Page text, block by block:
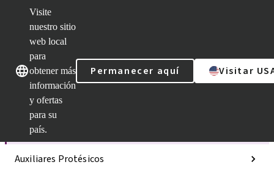
Visite
nuestro sitio
web local
para
obtener más
información
y ofertas
para su
país.
Permanecer aquí Visitar
Categorías
Líneas de implantes
Auxiliares Protésicos